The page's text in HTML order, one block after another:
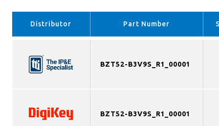
Distributor Part Number
BZT52-B3V9S_R1_00001
BZT52-B3V9S_R1_00001